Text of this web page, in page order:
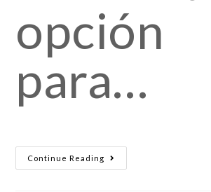
opción
para…
Continue Reading